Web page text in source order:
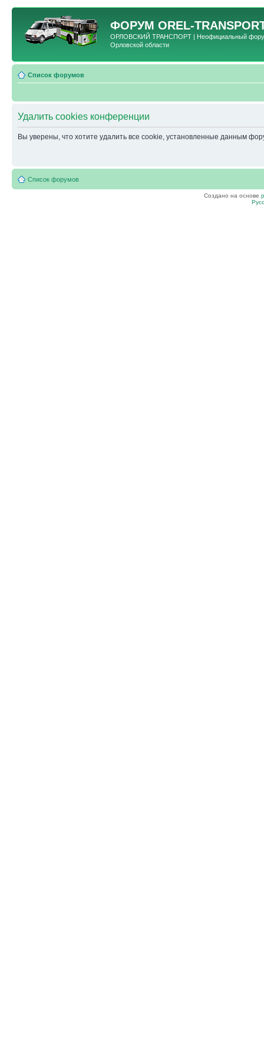
ФОРУМ OREL-
ОРЛОВСКИЙ ТРАНСПОРТ | Неофициальный форум
Орловской области
Список форумов
Удалить cookies конференции
Вы уверены, что хотите удалить все cookie, установленные данным
Список форумов
Создано на основе